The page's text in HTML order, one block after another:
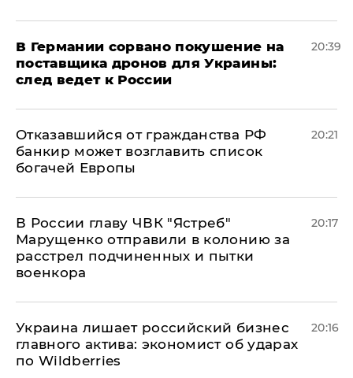
​В Германии сорвано покушение на
поставщика дронов для Украины:
след ведет к России
20:39
Отказавшийся от гражданства РФ
банкир может возглавить список
богачей Европы
20:21
В России главу ЧВК "Ястреб"
Марущенко отправили в колонию за
расстрел подчиненных и пытки
военкора
20:17
​Украина лишает российский бизнес
главного актива: экономист об ударах
по Wildberries
20:16